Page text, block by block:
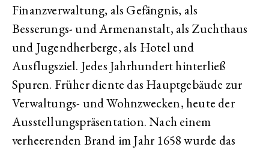
Finanzverwaltung, als Gefängnis, als
Besserungs- und Armenanstalt, als Zuchthaus
und Jugendherberge, als Hotel und
Ausflugsziel. Jedes Jahrhundert hinterließ
Spuren. Früher diente das Hauptgebäude zur
Verwaltungs- und Wohnzwecken, heute der
Ausstellungspräsentation. Nach einem
verheerenden Brand im Jahr 1658 wurde das